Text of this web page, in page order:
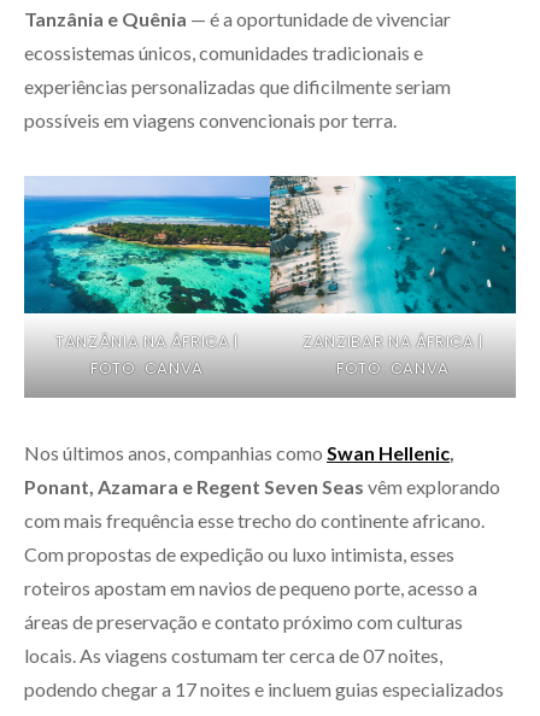
Tanzânia e Quênia — é a oportunidade de vivenciar
ecossistemas únicos, comunidades tradicionais e
experiências personalizadas que dificilmente seriam
possíveis em viagens convencionais por terra.
TANZÂNIA NA ÁFRICA |
FOTO: CANVA
ZANZIBAR NA ÁFRICA |
FOTO: CANVA
Nos últimos anos, companhias como Swan Hellenic,
Ponant, Azamara e Regent Seven Seas vêm explorando
com mais frequência esse trecho do continente africano.
Com propostas de expedição ou luxo intimista, esses
roteiros apostam em navios de pequeno porte, acesso a
áreas de preservação e contato próximo com culturas
locais. As viagens costumam ter cerca de 07 noites,
podendo chegar a 17 noites e incluem guias especializados